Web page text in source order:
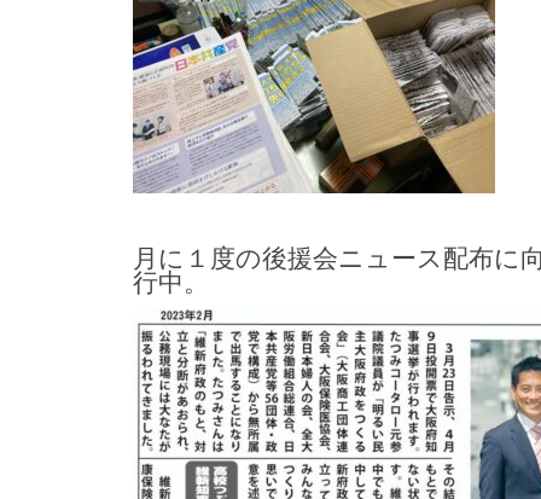
月に１度の後援会ニュース配布に
行中。